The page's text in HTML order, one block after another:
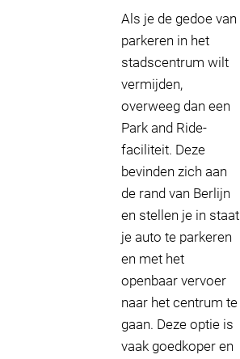
Als je de gedoe van
parkeren in het
stadscentrum wilt
vermijden,
overweeg dan een
Park and Ride-
faciliteit. Deze
bevinden zich aan
de rand van Berlijn
en stellen je in staat
je auto te parkeren
en met het
openbaar vervoer
naar het centrum te
gaan. Deze optie is
vaak goedkoper en